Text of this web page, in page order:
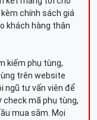
chính sách giá
khách hàng thân
kiếm phụ tùng,
trên website
ngũ tư vấn viên để
check mã phụ tùng,
mua sắm. Mọi